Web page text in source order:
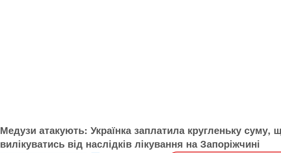
Медузи атакують: Українка заплатила кругленьку суму,
вилікуватись від наслідків лікування на Запоріжчині